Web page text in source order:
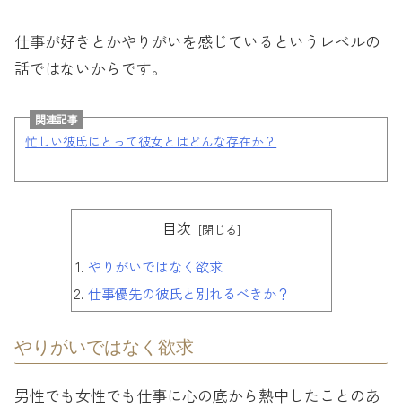
仕事が好きとかやりがいを感じているというレベルの
話ではないからです。
関連記事
忙しい彼氏にとって彼女とはどんな存在か？
目次
やりがいではなく欲求
仕事優先の彼氏と別れるべきか？
やりがいではなく欲求
男性でも女性でも仕事に心の底から熱中したことのあ